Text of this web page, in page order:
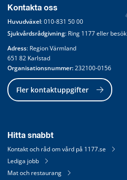
Kontakta oss
Huvudväxel: 010-831 50 00
Sjukvårdsrådgivning: Ring 1177 eller besök
Adress: Region Värmland
651 82 Karlstad
Organisationsnummer: 232100-0156
Fler kontaktuppgifter
Hitta snabbt
Kontakt och råd om vård på 1177.se
Lediga jobb
Mat och restaurang